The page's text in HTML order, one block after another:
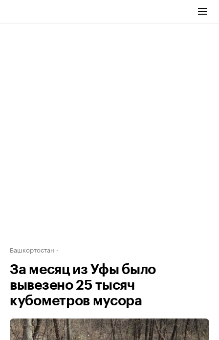
Башкортостан
За месяц из Уфы было
вывезено 25 тысяч
кубометров мусора